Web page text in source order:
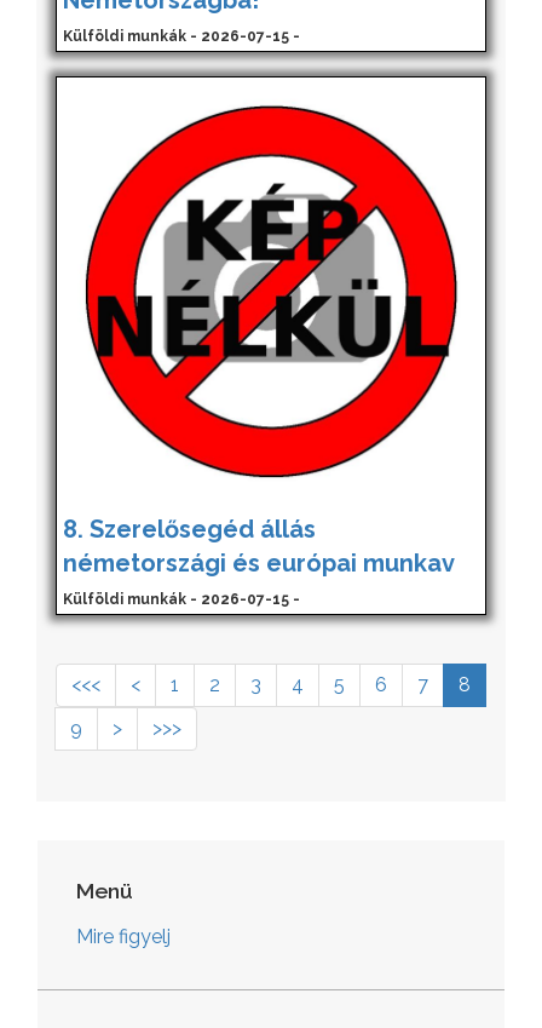
Külföldi munkák - 2026-07-15 -
8. Szerelősegéd állás
németországi és európai munkav
Külföldi munkák - 2026-07-15 -
<<< < 1 2 3 4 5 6 7
8
9
> >>>
Menü
Mire figyelj